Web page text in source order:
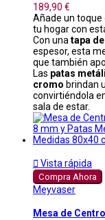
189,90 €
Añade un toque
tu hogar con
Con una tapa
espesor, esta
que también
Las patas
cromo brindan
convirtiéndola
sala de estar.
 Vista rápida
Compra Ahora
Meyvaser
Mesa de